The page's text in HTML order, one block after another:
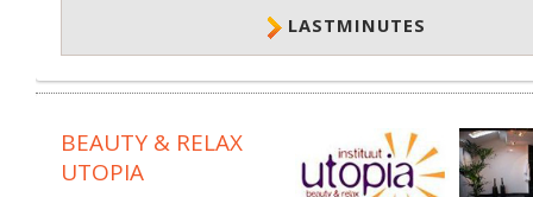
LASTMINUTES
BEAUTY & RELAX
UTOPIA